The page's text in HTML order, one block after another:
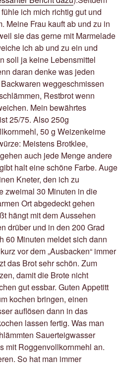
ich mich richtig gut und
Meine Frau kauft ab und zu in
sie das gerne mit Marmelade
ich ab und zu ein und
soll ja keine Lebensmittel
daran denke was jeden
weggeschmissen
Restbrot wenn
Mein bewährtes
25/75. Also 250g
50 g Weizenkeime
Meistens Brotklee,
auch jede Menge andere
halt eine schöne Farbe. Auge
Kneter, den ich zu
zweimal 30 Minuten in die
Ort abgedeckt gehen
hängt mit dem Aussehen
drüber und in den 200 Grad
60 Minuten meldet sich dann
vor dem „Ausbacken“ immer
das Brot sehr schön. Zum
damit die Brote nicht
gut essbar. Guten Appetitt
kochen bringen, einen
auflösen dann in das
lassen fertig. Was man
Sauerteigwasser
mit Roggenvollkornmehl an.
So hat man immer